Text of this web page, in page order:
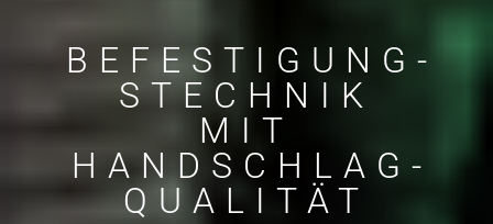
BEFESTIGUNG­
STECHNIK
MIT
HANDSCHLAG­
QUALITÄT